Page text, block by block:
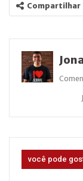
Compartilhar
você pode